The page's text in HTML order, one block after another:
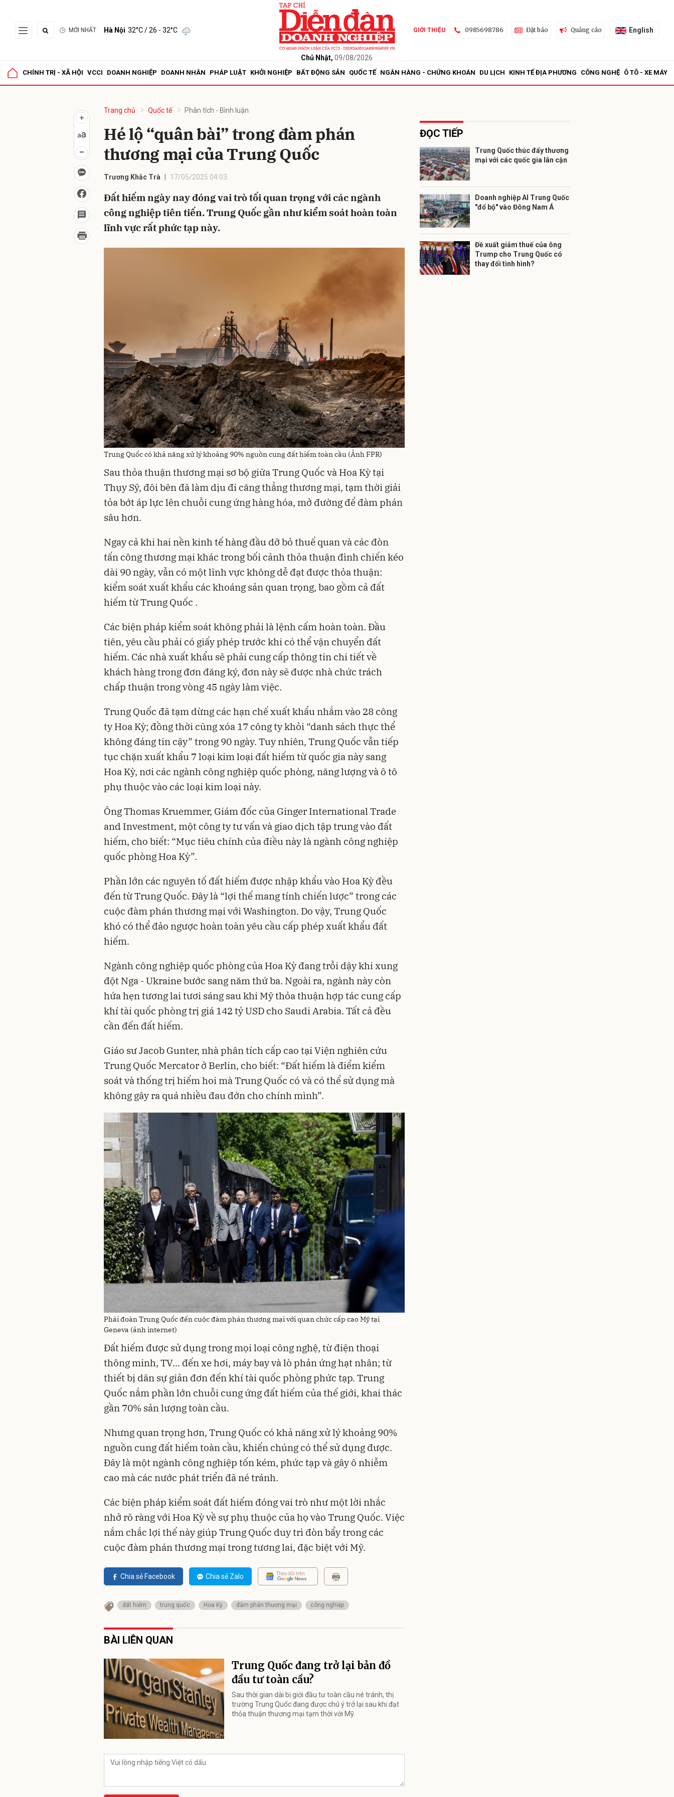
MỚI NHẤT Hà Nội 32°C/ 26 - 32°C
Chủ Nhật, 09/08/2026
GIỚI THIỆU 0985698786 Đặt báo Quảng cáo English
CHÍNH TRỊ - XÃ HỘI VCCI DOANH NGHIỆP DOANH NHÂN PHÁP LUẬT KHỞI NGHIỆP BẤT ĐỘNG SẢN QUỐC TẾ NGÂN HÀNG - CHỨNG KHOÁN DU LỊCH KINH TẾ ĐỊA PHƯƠNG CÔNG NGHỆ Ô TÔ - XE MÁY
Trang chủ Quốc tế Phân tích - Bình luận
Hé lộ “quân bài” trong đàm phán
thương mại của Trung Quốc
Trương Khắc Trà 17/05/2025 04:03
Đất hiếm ngày nay đóng vai trò tối quan trọng với các ngành
công nghiệp tiên tiến. Trung Quốc gần như kiểm soát hoàn toàn
lĩnh vực rất phức tạp này.
Trung Quốc có khả năng xử lý khoảng 90% nguồn cung đất hiếm toàn cầu (Ảnh FPR)
Sau thỏa thuận thương mại sơ bộ giữa Trung Quốc và Hoa Kỳ tại
Thụy Sỹ, đôi bên đã làm dịu đi căng thẳng thương mại, tạm thời giải
tỏa bớt áp lực lên chuỗi cung ứng hàng hóa, mở đường để đàm phán
sâu hơn.
Ngay cả khi hai nền kinh tế hàng đầu dỡ bỏ thuế quan và các đòn
tấn công thương mại khác trong bối cảnh thỏa thuận đình chiến kéo
dài 90 ngày, vẫn có một lĩnh vực không dễ đạt được thỏa thuận:
kiểm soát xuất khẩu các khoáng sản quan trọng, bao gồm cả đất
hiếm từ Trung Quốc .
Các biện pháp kiểm soát không phải là lệnh cấm hoàn toàn. Đầu
tiên, yêu cầu phải có giấy phép trước khi có thể vận chuyển đất
hiếm. Các nhà xuất khẩu sẽ phải cung cấp thông tin chi tiết về
khách hàng trong đơn đăng ký, đơn này sẽ được nhà chức trách
chấp thuận trong vòng 45 ngày làm việc.
Trung Quốc đã tạm dừng các hạn chế xuất khẩu nhắm vào 28 công
ty Hoa Kỳ; đồng thời cũng xóa 17 công ty khỏi “danh sách thực thể
không đáng tin cậy” trong 90 ngày. Tuy nhiên, Trung Quốc vẫn tiếp
tục chặn xuất khẩu 7 loại kim loại đất hiếm từ quốc gia này sang
Hoa Kỳ, nơi các ngành công nghiệp quốc phòng, năng lượng và ô tô
phụ thuộc vào các loại kim loại này.
Ông Thomas Kruemmer, Giám đốc của Ginger International Trade
and Investment, một công ty tư vấn và giao dịch tập trung vào đất
hiếm, cho biết: “Mục tiêu chính của điều này là ngành công nghiệp
quốc phòng Hoa Kỳ”.
Phần lớn các nguyên tố đất hiếm được nhập khẩu vào Hoa Kỳ đều
đến từ Trung Quốc. Đây là “lợi thế mang tính chiến lược” trong các
cuộc đàm phán thương mại với Washington. Do vậy, Trung Quốc
khó có thể đảo ngược hoàn toàn yêu cầu cấp phép xuất khẩu đất
hiếm.
Ngành công nghiệp quốc phòng của Hoa Kỳ đang trỗi dậy khi xung
đột Nga - Ukraine bước sang năm thứ ba. Ngoài ra, ngành này còn
hứa hẹn tương lai tươi sáng sau khi Mỹ thỏa thuận hợp tác cung cấp
khí tài quốc phòng trị giá 142 tỷ USD cho Saudi Arabia. Tất cả đều
cần đến đất hiếm.
Giáo sư Jacob Gunter, nhà phân tích cấp cao tại Viện nghiên cứu
Trung Quốc Mercator ở Berlin, cho biết: “Đất hiếm là điểm kiểm
soát và thống trị hiếm hoi mà Trung Quốc có và có thể sử dụng mà
không gây ra quá nhiều đau đớn cho chính mình”.
Phái đoàn Trung Quốc đến cuộc đàm phán thương mại với quan chức cấp cao Mỹ tại
Geneva (ảnh internet)
Đất hiếm được sử dụng trong mọi loại công nghệ, từ điện thoại
thông minh, TV... đến xe hơi, máy bay và lò phản ứng hạt nhân; từ
thiết bị dân sự giản đơn đến khí tài quốc phòng phức tạp. Trung
Quốc nắm phần lớn chuỗi cung ứng đất hiếm của thế giới, khai thác
gần 70% sản lượng toàn cầu.
Nhưng quan trọng hơn, Trung Quốc có khả năng xử lý khoảng 90%
nguồn cung đất hiếm toàn cầu, khiến chúng có thể sử dụng được.
Đây là một ngành công nghiệp tốn kém, phức tạp và gây ô nhiễm
cao mà các nước phát triển đã né tránh.
Các biện pháp kiểm soát đất hiếm đóng vai trò như một lời nhắc
nhở rõ ràng với Hoa Kỳ về sự phụ thuộc của họ vào Trung Quốc. Việc
nắm chắc lợi thế này giúp Trung Quốc duy trì đòn bẩy trong các
cuộc đàm phán thương mại trong tương lai, đặc biệt với Mỹ.
Chia sẻ Facebook Chia sẻ Zalo Theo dõi trên
đất hiếm trung quốc Hoa Kỳ đàm phán thương mại công nghiệp
BÀI LIÊN QUAN
Trung Quốc đang trở lại bản đồ
đầu tư toàn cầu?
Sau thời gian dài bị giới đầu tư toàn cầu né tránh, thị
trường Trung Quốc đang được chú ý trở lại sau khi đạt
thỏa thuận thương mại tạm thời với Mỹ.
ĐỌC TIẾP
Trung Quốc thúc đẩy thương
mại với các quốc gia lân cận
Doanh nghiệp AI Trung Quốc
"đổ bộ" vào Đông Nam Á
Đề xuất giảm thuế của ông
Trump cho Trung Quốc có
thay đổi tình hình?
Gửi